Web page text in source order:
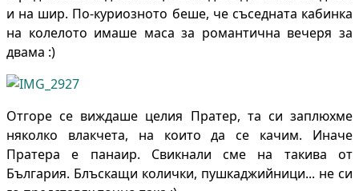
и на шир. По-куриозното беше, че съседната кабинка
на колелото имаше маса за романтична вечеря за
двама :)
Отгоре се виждаше целия Пратер, та си заплюхме
няколко влакчета, на които да се качим. Иначе
Пратера е панаир. Свикнали сме на такива от
България. Блъскащи колички, пушкаджийници... не си